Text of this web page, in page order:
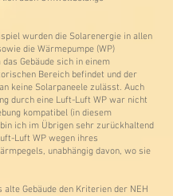
wurden die Solarenergie in allen
die Wärmepumpe (WP)
Gebäude sich in einem
Bereich befindet und der
keine Solarpaneele zulässt. Auch
durch eine Luft-Luft WP war nicht
kompatibel (in diesem
ich im Übrigen sehr zurückhaltend
Luft WP wegen ihres
unabhängig davon, wo sie
alte Gebäude den Kriterien der NEH